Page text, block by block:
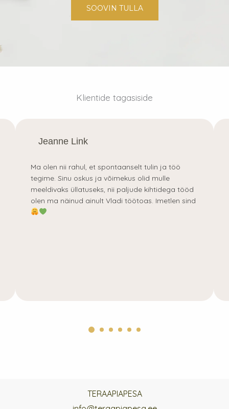
SOOVIN TULLA
Klientide tagasiside
Jeanne Link
Ma olen nii rahul, et spontaanselt tulin ja töö
tegime. Sinu oskus ja võimekus olid mulle
meeldivaks üllatuseks, nii paljude kihtidega tööd
olen ma näinud ainult Vladi töötoas. Imetlen sind
TERAAPIAPESA